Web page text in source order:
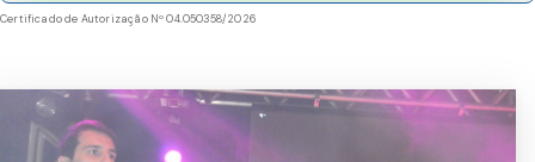
Certificado de Autorização Nº 04.050358/2026